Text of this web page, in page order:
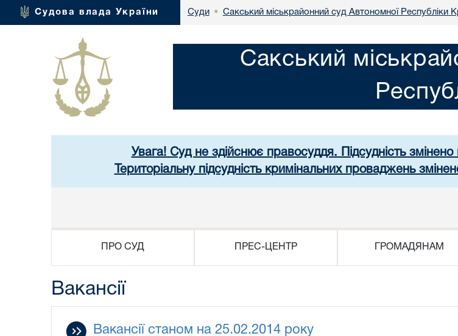
Судова влада України Суди • Сакський міськрайонний суд Автономної Республіки
Сакський
Увага! Суд не здійснює правосуддя. Підсудність
Територіальну підсудність кримінальних проваджень
ПРО СУД ПРЕС-ЦЕНТР ГРОМАДЯНАМ
Вакансії
Вакансії станом на 25.02.2014 року